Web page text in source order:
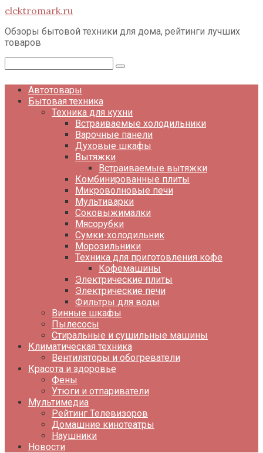
Перейти
контенту
elektromark.ru
Обзоры бытовой техники для дома, рейтинги лучших
товаров
Автотовары
Бытовая техника
Техника для кухни
Встраиваемые холодильники
Варочные панели
Духовые шкафы
Вытяжки
Встраиваемые вытяжки
Комбинированные плиты
Микроволновые печи
Мультиварки
Соковыжималки
Мясорубки
Сумки-холодильник
Морозильники
Техника для приготовления кофе
Кофемашины
Электрические плиты
Электрические печи
Фильтры для воды
Винные шкафы
Пылесосы
Стиральные и сушильные машины
Климатическая техника
Вентиляторы и обогреватели
Красота и здоровье
Фены
Утюги и отпариватели
Мультимедиа
Рейтинг Телевизоров
Домашние кинотеатры
Наушники
Новости